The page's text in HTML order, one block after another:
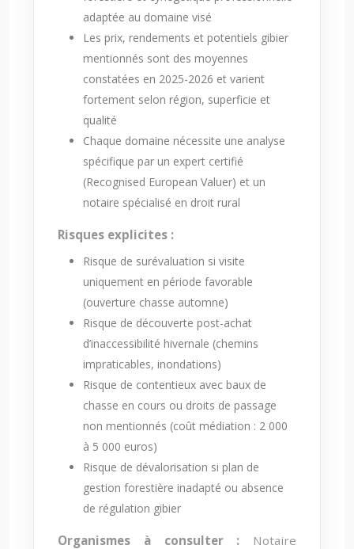
adaptée au domaine visé
Les prix, rendements et potentiels gibier
mentionnés sont des moyennes
constatées en 2025-2026 et varient
fortement selon région, superficie et
qualité
Chaque domaine nécessite une analyse
spécifique par un expert certifié
(Recognised European Valuer) et un
notaire spécialisé en droit rural
Risques explicites :
Risque de surévaluation si visite
uniquement en période favorable
(ouverture chasse automne)
Risque de découverte post-achat
d’inaccessibilité hivernale (chemins
impraticables, inondations)
Risque de contentieux avec baux de
chasse en cours ou droits de passage
non mentionnés (coût médiation : 2 000
à 5 000 euros)
Risque de dévalorisation si plan de
gestion forestière inadapté ou absence
de régulation gibier
Organismes à consulter : Notaire